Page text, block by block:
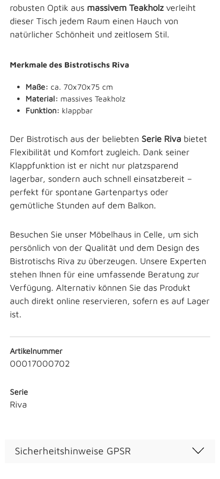
robusten Optik aus massivem Teakholzverleiht
dieser Tisch jedem Raum einen Hauch von
natürlicher Schönheit und zeitlosem Stil.
Merkmale des Bistrotischs Riva
Maße: ca. 70x70x75 cm
Material: massives Teakholz
Funktion: klappbar
Der Bistrotisch aus der beliebten Serie Riva bietet
Flexibilität und Komfort zugleich. Dank seiner
Klappfunktion ist er nicht nur platzsparend
lagerbar, sondern auch schnell einsatzbereit –
perfekt für spontane Gartenpartys oder
gemütliche Stunden auf dem Balkon.
Besuchen Sie unser Möbelhaus in Celle, um sich
persönlich von der Qualität und dem Design des
Bistrotischs Riva zu überzeugen. Unsere Experten
stehen Ihnen für eine umfassende Beratung zur
Verfügung. Alternativ können Sie das Produkt
auch direkt online reservieren, sofern es auf Lager
ist.
Artikelnummer
00017000702
Serie
Riva
Sicherheitshinweise GPSR